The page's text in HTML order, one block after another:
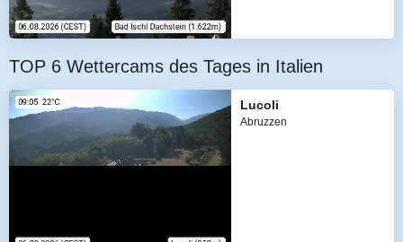
TOP 6 Wettercams des Tages in Italien
Lucoli
Abruzzen